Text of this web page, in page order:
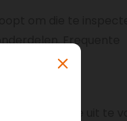
Frequente
om een